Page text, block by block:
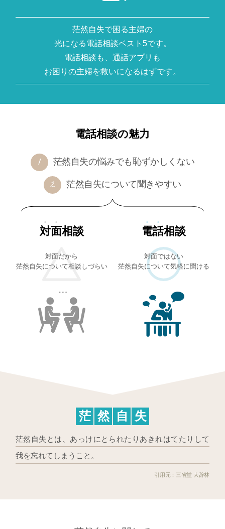
茫然自失で困る主婦の
光になる電話相談ベスト5です。
電話相談も、通話アプリも
お困りの主婦を救いになるはずです。
電話相談の魅力
茫然自失の悩みでも恥ずかしくない
茫然自失について聞きやすい
対面相談
対面だから
茫然自失について相談しづらい
電話相談
対面ではない
茫然自失について気軽に聞ける
茫 然 自 失
茫然自失とは、あっけにとられたりあきれはてたりして
我を忘れてしまうこと。
三省堂 大辞林